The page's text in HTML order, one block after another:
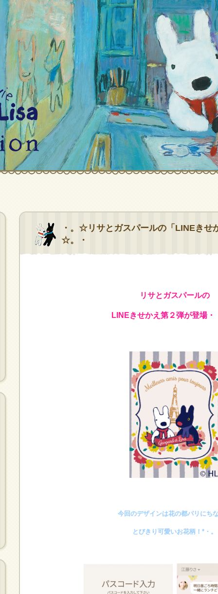
・。☆リサとガスパールの「LINEきせ
☆。・
リサとガスパールの
LINEきせかえ第２弾が登場・
今回のデザインは花の都パリにち
とびきり可愛いお花柄！*・。